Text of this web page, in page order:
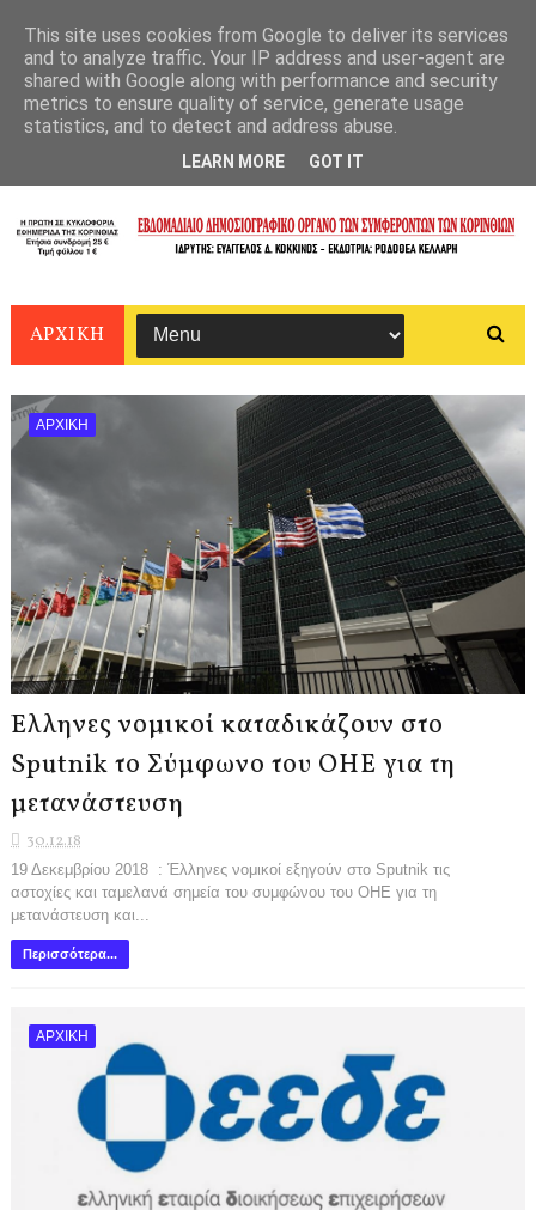
ΑΡΧΙΚΗ
ΑΡΧΙΚΗ
Έλληνες νομικοί καταδικάζουν στο
Sputnik το Σύμφωνο του ΟΗΕ για τη
μετανάστευση
30.12.18
19 Δεκεμβρίου 2018 : Έλληνες νομικοί εξηγούν στο Sputnik τις
αστοχίες και ταμελανά σημεία του συμφώνου του ΟΗΕ για τη
μετανάστευση και...
Περισσότερα...
ΑΡΧΙΚΗ
This site uses cookies from Google to deliver its services
and to analyze traffic. Your IP address and user-agent are
shared with Google along with performance and security
metrics to ensure quality of service, generate usage
statistics, and to detect and address abuse.
LEARN MORE GOT IT